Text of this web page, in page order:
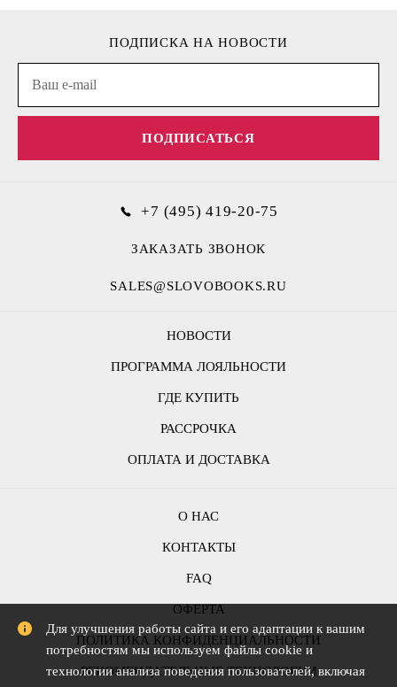
НОВОСТИ
ПРОГРАММА ЛОЯЛЬНОСТИ
ГДЕ КУПИТЬ
РАССРОЧКА
ОПЛАТА И ДОСТАВКА
ПОДПИСКА НА НОВОСТИ
ПОДПИСАТЬСЯ
О НАС
КОНТАКТЫ
FAQ
ОФЕРТА
ПОЛИТИКА КОНФИДЕНЦИАЛЬНОСТИ
РЕКОМЕНДАТЕЛЬНЫЕ ТЕХНОЛОГИИ
+7 (495) 419-20-75
ЗАКАЗАТЬ ЗВОНОК
SALES@SLOVOBOOKS.RU
Для улучшения работы сайта и его адаптации к вашим
потребностям мы используем файлы cookie и
технологии анализа поведения пользователей, включая